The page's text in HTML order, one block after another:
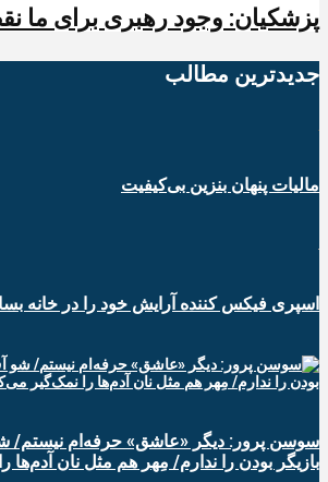
پزشکیان: وجود رهبری برای ما
جدیدترین‌ مطالب
مالیات پنهان بنزین بی‌کیفیت
اسپری فیکس کننده آرایش خود را در خانه
سوسن پرور: دیگر «عاشق» حرفه‌ام نیستم/
بازیگر بودن را ندارم/ مِهر هم مثل نان آدم‌ها